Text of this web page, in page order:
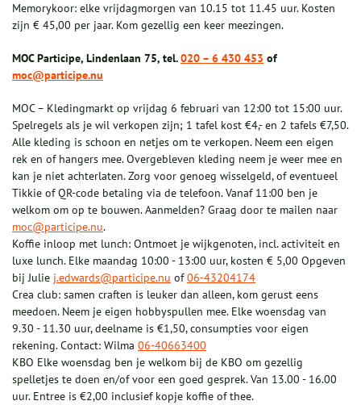
Memorykoor: elke vrijdagmorgen van 10.15 tot 11.45 uur. Kosten
zijn € 45,00 per jaar. Kom gezellig een keer meezingen.
MOC Participe, Lindenlaan 75, tel.020 – 6 430 453 of
moc@participe.nu
MOC – Kledingmarkt op vrijdag 6 februari van 12:00 tot 15:00 uur.
Spelregels als je wil verkopen zijn; 1 tafel kost €4,- en 2 tafels €7,50.
Alle kleding is schoon en netjes om te verkopen. Neem een eigen
rek en of hangers mee. Overgebleven kleding neem je weer mee en
kan je niet achterlaten. Zorg voor genoeg wisselgeld, of eventueel
Tikkie of QR-code betaling via de telefoon. Vanaf 11:00 ben je
welkom om op te bouwen. Aanmelden? Graag door te mailen naar
moc@participe.nu.
Koffie inloop met lunch: Ontmoet je wijkgenoten, incl. activiteit en
luxe lunch. Elke maandag 10:00 - 13:00 uur, kosten € 5,00 Opgeven
bij Julie j.edwards@participe.nu of06-43204174
Crea club: samen craften is leuker dan alleen, kom gerust eens
meedoen. Neem je eigen hobbyspullen mee. Elke woensdag van
9.30 - 11.30 uur, deelname is €1,50, consumpties voor eigen
rekening. Contact: Wilma 06-40663400
KBO Elke woensdag ben je welkom bij de KBO om gezellig
spelletjes te doen en/of voor een goed gesprek. Van 13.00 - 16.00
uur. Entree is €2,00 inclusief kopje koffie of thee.